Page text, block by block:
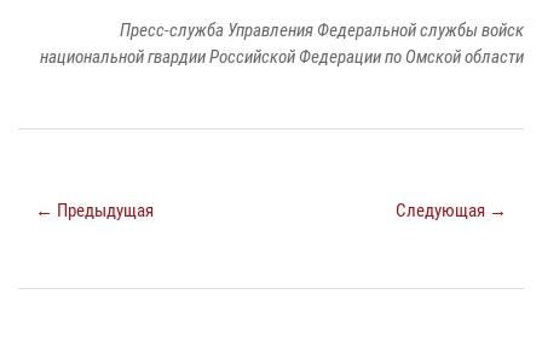
Пресс-служба Управления Федеральной службы войск
национальной гвардии Российской Федерации по Омской области
← Предыдущая Следующая →